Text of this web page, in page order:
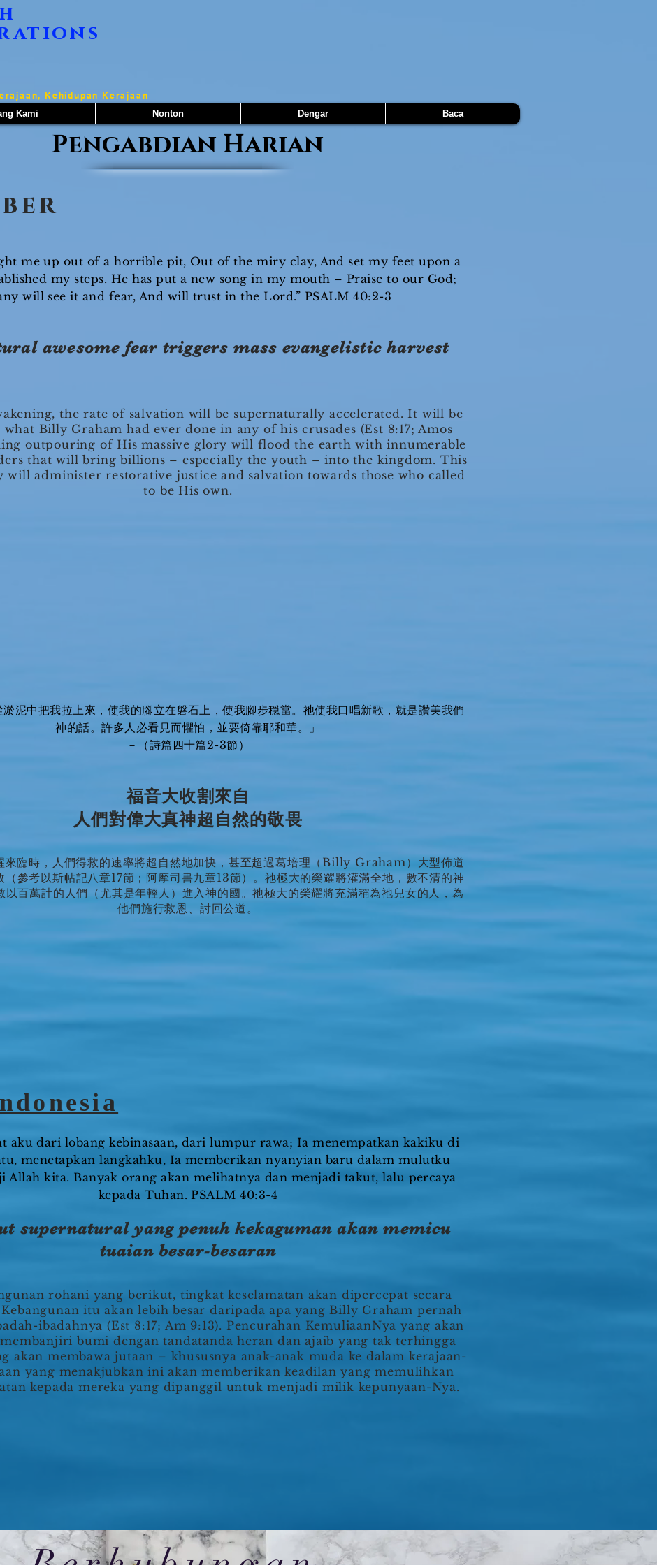
Kehidupan Kerajaan
Kami
Nonton Dengar Baca
Pengabdian Harian
me up out of a horrible pit, Out of the miry clay, And set my feet upon a
my steps. He has put a new song in my mouth – Praise to our God;
will see it and fear, And will trust in the Lord.” PSALM 40:2-3
awesome fear triggers mass evangelistic harvest
the rate of salvation will be supernaturally accelerated. It will be
Billy Graham had ever done in any of his crusades (Est 8:17; Amos
outpouring of His massive glory will flood the earth with innumerable
that will bring billions – especially the youth – into the kingdom. This
will administer restorative justice and salvation towards those who called
to be His own.
淤泥中把我拉上來，使我的腳立在磐石上，使我腳步穏當。祂使我口唱新歌，就是讚美我們
神的話。許多人必看見而懼怕，並要倚靠耶和華。」
－（詩篇四十篇2-3節）
福音大收割來自
人們對偉大真神超自然的敬畏
來臨時，人們得救的速率將超自然地加快，甚至超過葛培理（Billy Graham）大型佈道
（參考以斯帖記八章17節；阿摩司書九章13節）。祂極大的榮耀將灌滿全地，數不清的神
以百萬計的人們（尤其是年輕人）進入神的國。祂極大的榮耀將充滿稱為祂兒女的人，為
他們施行救恩、討回公道。
aku dari lobang kebinasaan, dari lumpur rawa; Ia menempatkan kakiku di
menetapkan langkahku, Ia memberikan nyanyian baru dalam mulutku
Allah kita. Banyak orang akan melihatnya dan menjadi takut, lalu percaya
kepada Tuhan. PSALM 40:3-4
supernatural yang penuh kekaguman akan memicu
tuaian besar-besaran
rohani yang berikut, tingkat keselamatan akan dipercepat secara
itu akan lebih besar daripada apa yang Billy Graham pernah
ibadahnya (Est 8:17; Am 9:13). Pencurahan KemuliaanNya yang akan
bumi dengan tandatanda heran dan ajaib yang tak terhingga
akan membawa jutaan – khususnya anak-anak muda ke dalam kerajaan-
yang menakjubkan ini akan memberikan keadilan yang memulihkan
kepada mereka yang dipanggil untuk menjadi milik kepunyaan-Nya.